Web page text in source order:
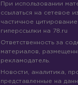
При использовании
ссылаться на сетевое
частичное
гиперссылки на 78.ru
Ответственность за
материалов,
рекламодатель.
Новости, аналитика,
представленные на